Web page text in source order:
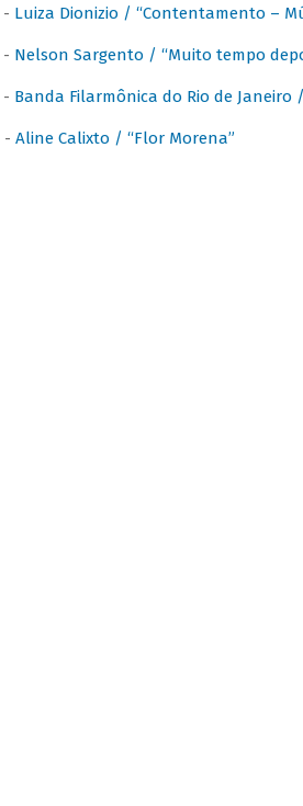
- Luiza Dionizio / “Contentamento –
- Nelson Sargento / “Muito tempo
- Banda Filarmônica do Rio de Janeiro
- Aline Calixto / “Flor Morena”